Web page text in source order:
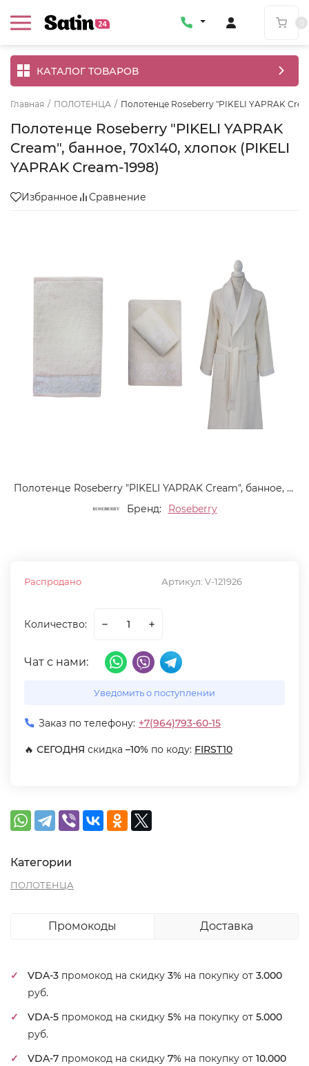
КАТАЛОГ ТОВАРОВ
Главная / ПОЛОТЕНЦА / Полотенце Roseberry "PIKELI YAPRAK
Полотенце Roseberry "PIKELI YAPRAK
Cream", банное, 70x140, хлопок (PIKELI
YAPRAK Cream-1998)
Избранное Сравнение
Полотенце Roseberry "PIKELI YAPRAK Cream", банное, 70x140, хлопок (PIKELI YAPRAK Cream-1998)
Бренд:
Roseberry
Артикул: V-121926
Распродано
Количество:
Чат с нами:
Уведомить о поступлении
Заказ по телефону: +7(964)793-60-15
🔥 СЕГОДНЯ скидка –10% по коду: FIRST10
Категории
ПОЛОТЕНЦА
Промокоды Доставка
VDA-3 промокод на скидку 3% на покупку от 3.000
руб.
VDA-5 промокод на скидку 5% на покупку от 5.000
руб.
VDA-7 промокод на скидку 7% на покупку от 10.000